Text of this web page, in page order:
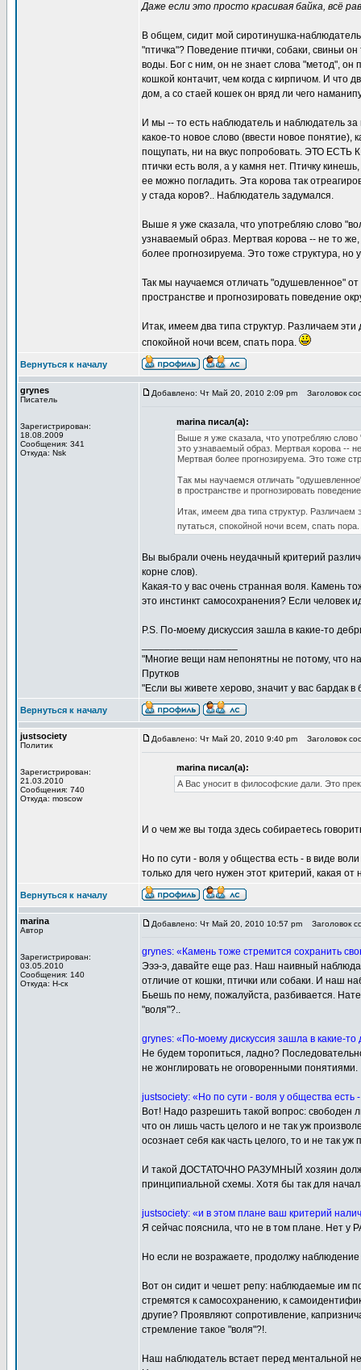
Даже если это просто красивая байка, всё
В общем, сидит мой сиротинушка-
"птичка"? Поведение птички, собаки, свиньи
воды. Бог с ним, он не знает слова "метод", он
кошкой контачит, чем когда с кирпичом. И что
дом, а со стаей кошек он вряд ли чего
И мы -- то есть наблюдатель и наблюдатель
какое-то новое слово (ввести новое
пощупать, ни на вкус попробовать. ЭТО ЕСТЬ
птички есть воля, а у камня нет. Птичку
ее можно погладить. Эта корова так
у стада коров?.. Наблюдатель задумался.
Выше я уже сказала, что употребляю слово
узнаваемый образ. Мертвая корова -- не то
более прогнозируема. Это тоже структура, но
Так мы научаемся отличать "одушевленное"
пространстве и прогнозировать поведение
Итак, имеем два типа структур. Различаем
спокойной ночи всем, спать пора.
Вернуться к началу
grynes
Писатель
Зарегистрирован:
18.08.2009
Сообщения: 341
Откуда: Nsk
Добавлено: Чт Май 20, 2010 2:09 pm Заголовок
marina писал(а):
Выше я уже сказала, что употребляю слово
это узнаваемый образ. Мертвая корова --
Мертвая более прогнозируема. Это тоже
Так мы научаемся отличать
в пространстве и прогнозировать
Итак, имеем два типа структур. Различаем
путаться, спокойной ночи всем, спать пора.
Вы выбрали очень неудачный критерий
корне слов).
Какая-то у вас очень странная воля. Камень
это инстинкт самосохранения? Если человек
P.S. По-моему дискуссия зашла в какие-то
"Многие вещи нам непонятны не потому, что
Прутков
"Если вы живете херово, значит у вас бардак
Вернуться к началу
justsociety
Политик
Зарегистрирован:
21.03.2010
Сообщения: 740
Откуда: moscow
Добавлено: Чт Май 20, 2010 9:40 pm Заголовок
marina писал(а):
А Вас уносит в философские дали. Это
И о чем же вы тогда здесь собираетесь
Но по сути - воля у общества есть - в виде
только для чего нужен этот критерий, какая от
Вернуться к началу
marina
Автор
Зарегистрирован:
03.05.2010
Сообщения: 140
Откуда: Н-ск
Добавлено: Чт Май 20, 2010 10:57 pm Заголовок
grynes: «Камень тоже стремится сохранить
Эээ-э, давайте еще раз. Наш наивный
отличие от кошки, птички или собаки. И наш
Бьешь по нему, пожалуйста, разбивается.
"воля"?..
grynes: «По-моему дискуссия зашла в какие-
Не будем торопиться, ладно?
не жонглировать не оговоренными понятиями.
justsociety: «Но по сути - воля у общества есть
Вот! Надо разрешить такой вопрос:
что он лишь часть целого и не так уж
осознает себя как часть целого, то и не так
И такой ДОСТАТОЧНО РАЗУМНЫЙ хозяин
принципиальной схемы. Хотя бы так для
justsociety: «и в этом плане ваш критерий
Я сейчас пояснила, что не в том плане. Нет
Но если не возражаете, продолжу
Вот он сидит и чешет репу: наблюдаемые им
стремятся к самосохранению, к
другие? Проявляют сопротивление,
стремление такое "воля"?!.
Наш наблюдатель встает перед ментальной